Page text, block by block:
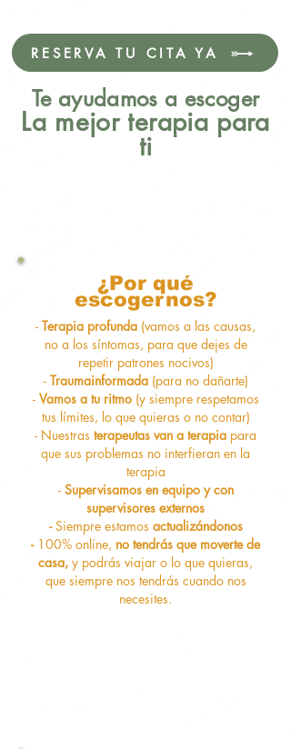
RESERVA TU CITA YA
Te ayudamos a escoger
La mejor terapia para
ti
¿Por qué
escogernos?
- Terapia profunda (vamos a las causas,
no a los síntomas, para que dejes de
repetir patrones nocivos)
- Traumainformada (para no dañarte)
- Vamos a tu ritmo (y siempre respetamos
tus límites, lo que quieras o no contar)
- Nuestras terapeutas van a terapia para
que sus problemas no interfieran en la
terapia
- Supervisamos en equipo y con
supervisores externos
-Siempre estamos actualizándonos
- 100% online, no tendrás que moverte de
casa, y podrás viajar o lo que quieras,
que siempre nos tendrás cuando nos
necesites.